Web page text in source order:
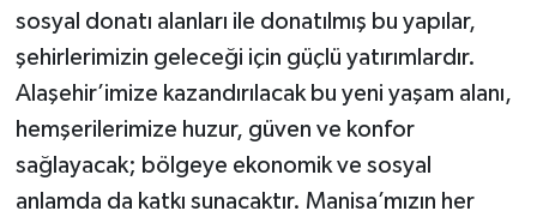
sosyal donatı alanları ile donatılmış bu yapılar,
şehirlerimizin geleceği için güçlü yatırımlardır.
Alaşehir’imize kazandırılacak bu yeni yaşam alanı,
hemşerilerimize huzur, güven ve konfor
sağlayacak; bölgeye ekonomik ve sosyal
anlamda da katkı sunacaktır. Manisa’mızın her